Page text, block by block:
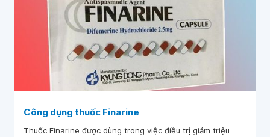
Công dụng thuốc Finarine
Thuốc Finarine được dùng trong việc điều trị giảm triệu